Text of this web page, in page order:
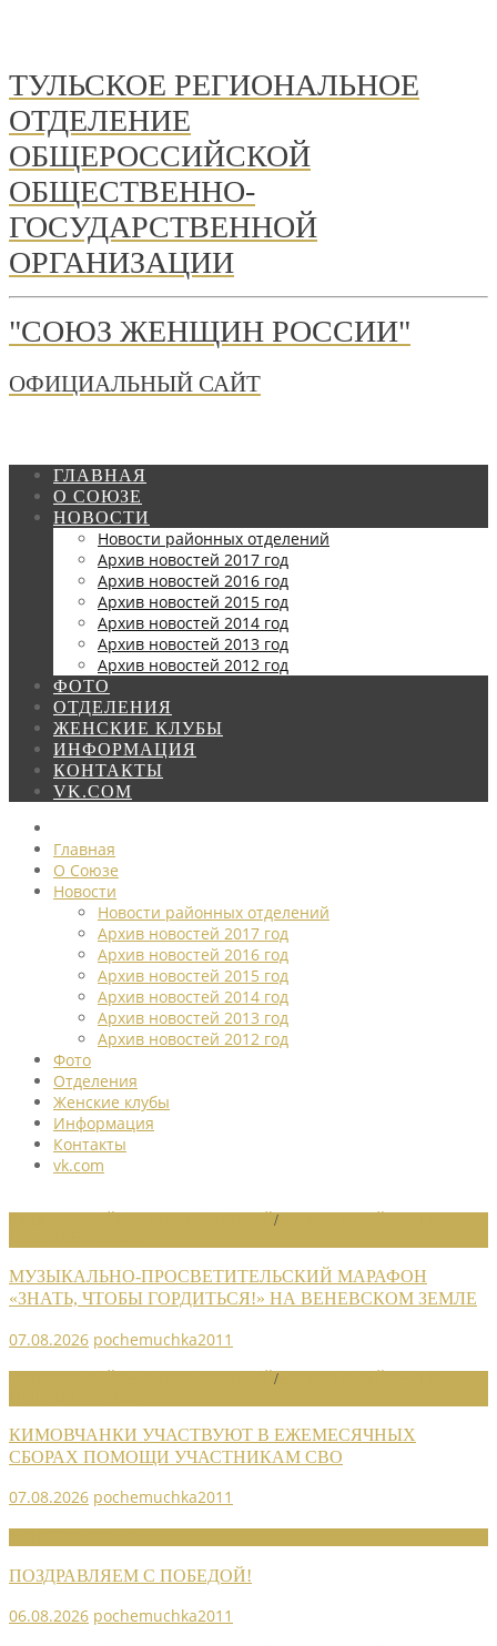
ТУЛЬСКОЕ РЕГИОНАЛЬНОЕ
ОТДЕЛЕНИЕ
ОБЩЕРОССИЙСКОЙ
ОБЩЕСТВЕННО-
ГОСУДАРСТВЕННОЙ
ОРГАНИЗАЦИИ
"СОЮЗ ЖЕНЩИН РОССИИ"
ОФИЦИАЛЬНЫЙ САЙТ
ГЛАВНАЯ
О СОЮЗЕ
НОВОСТИ
Новости районных отделений
Архив новостей 2017 год
Архив новостей 2016 год
Архив новостей 2015 год
Архив новостей 2014 год
Архив новостей 2013 год
Архив новостей 2012 год
ФОТО
ОТДЕЛЕНИЯ
ЖЕНСКИЕ КЛУБЫ
ИНФОРМАЦИЯ
КОНТАКТЫ
VK.COM
Главная
О Союзе
Новости
Новости районных отделений
Архив новостей 2017 год
Архив новостей 2016 год
Архив новостей 2015 год
Архив новостей 2014 год
Архив новостей 2013 год
Архив новостей 2012 год
Фото
Отделения
Женские клубы
Информация
Контакты
vk.com
/
МУЗЫКАЛЬНО-ПРОСВЕТИТЕЛЬСКИЙ МАРАФОН
«ЗНАТЬ, ЧТОБЫ ГОРДИТЬСЯ!» НА ВЕНЕВСКОМ ЗЕМЛЕ
07.08.2026 pochemuchka2011
/
КИМОВЧАНКИ УЧАСТВУЮТ В ЕЖЕМЕСЯЧНЫХ
СБОРАХ ПОМОЩИ УЧАСТНИКАМ СВО
07.08.2026 pochemuchka2011
ПОЗДРАВЛЯЕМ С ПОБЕДОЙ!
06.08.2026 pochemuchka2011